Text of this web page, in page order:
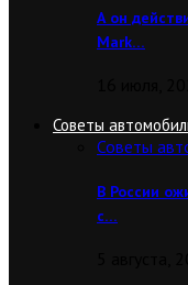
А он
Mark…
Советы
Советы
В России
с…